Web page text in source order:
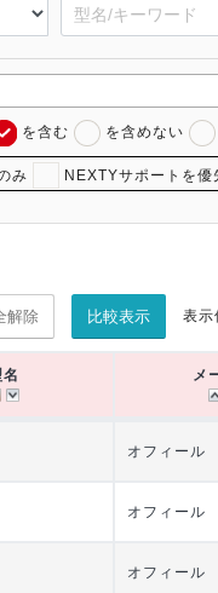
を含む を含めない
み NEXTYサポートを優
解除 比較表示 表示
メ
オフィール
オフィール
オフィール
メ
オフィール
オフィール
オフィール